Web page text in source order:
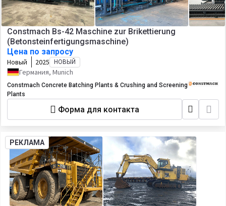
Constmach Bs-42 Maschine zur Brikettierung
(Betonsteinfertigungsmaschine)
Цена по запросу
Новый 2025 НОВЫЙ
Германия, Munich
Constmach Concrete Batching Plants & Crushing and Screening
Plants
Форма для контакта
РЕКЛАМА